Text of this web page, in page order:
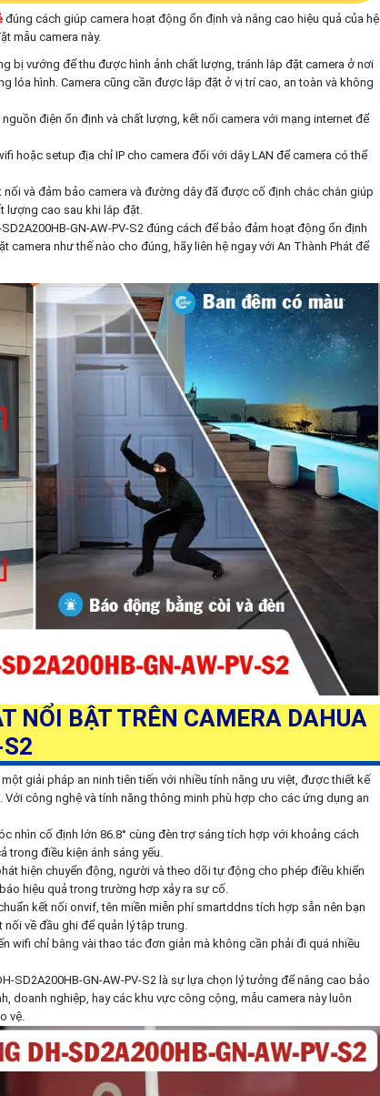
đúng cách giúp camera hoạt động ổn định và nâng cao hiệu quả của hệ
mẫu camera này.
bị vướng để thu được hình ảnh chất lượng, tránh lắp đặt camera ở nơi
lóa hình. Camera cũng cần được lắp đặt ở vị trí cao, an toàn và không
điện ổn định và chất lượng, kết nối camera với mạng internet để
hoặc setup địa chỉ IP cho camera đối với dây LAN để camera có thể
và đảm bảo camera và đường dây đã được cố định chắc chắn giúp
lượng cao sau khi lắp đặt.
GN-AW-PV-S2 đúng cách để bảo đảm hoạt động ổn định
camera như thế nào cho đúng, hãy liên hệ ngay với An Thành Phát để
NỔI BẬT TRÊN CAMERA DAHUA
một giải pháp an ninh tiên tiến với nhiều tính năng ưu việt, được thiết kế
công nghệ và tính năng thông minh phù hợp cho các ứng dụng an
nhìn cố định lớn 86.8° cùng đèn trợ sáng tích hợp với khoảng cách
trong điều kiện ánh sáng yếu.
hiện chuyển động, người và theo dõi tự động cho phép điều khiển
hiệu quả trong trường hợp xảy ra sự cố.
kết nối onvif, tên miền miễn phí smartddns tích hợp sẵn nên bạn
về đầu ghi để quản lý tập trung.
wifi chỉ bằng vài thao tác đơn giản mà không cần phải đi quá nhiều
SD2A200HB-GN-AW-PV-S2 là sự lựa chọn lý tưởng để nâng cao bảo
doanh nghiệp, hay các khu vực công cộng, mẫu camera này luôn
vệ.